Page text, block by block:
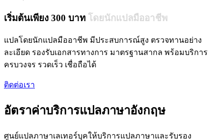
เริ่มต้นเพียง 300 บาท โดยนักแปลมืออาชีพ
แปลโดยนักแปลมืออาชีพ มีประสบการณ์สูง ตรวจทานอย่าง
ละเอียด รองรับเอกสารทางการ มาตรฐานสากล พร้อมบริการ
ครบวงจร รวดเร็ว เชื่อถือได้
ติดต่อเรา
อัตราค่าบริการแปลภาษาอังกฤษ
ศูนย์แปลภาษาเลเทอร์บุคให้บริการแปลภาษาและรับรอง